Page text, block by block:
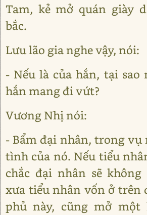
Tam, kẻ mở quán giày
bắc.
Lưu lão gia nghe vậy, nói:
- Nếu là của hắn, tại sao
hắn mang đi vứt?
Vương Nhị nói:
- Bẩm đại nhân, trong vụ
tình của nó. Nếu tiểu
chắc đại nhân sẽ
xưa tiểu nhân vốn ở trên
phủ này, cũng mở một